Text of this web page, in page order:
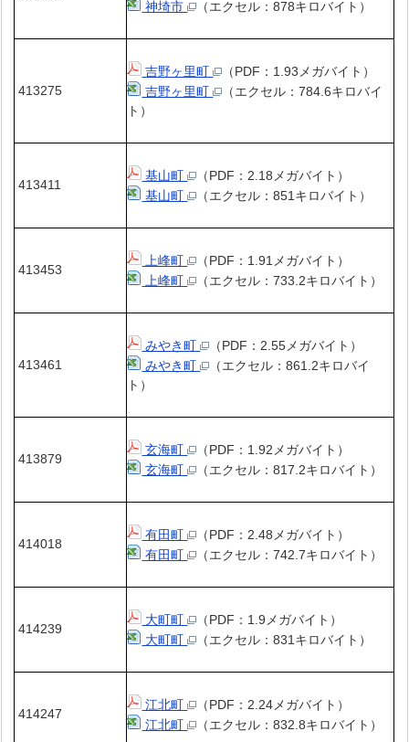
神埼市
（エクセル：878キロバイト）
413275
吉野ヶ里町
（PDF：1.93メガバイト）
吉野ヶ里町
（エクセル：784.6キロバイ
ト）
413411
基山町
（PDF：2.18メガバイト）
基山町
（エクセル：851キロバイト）
413453
上峰町
（PDF：1.91メガバイト）
上峰町
（エクセル：733.2キロバイト）
413461
みやき町
（PDF：2.55メガバイト）
みやき町
（エクセル：861.2キロバイ
ト）
413879
玄海町
（PDF：1.92メガバイト）
玄海町
（エクセル：817.2キロバイト）
414018
有田町
（PDF：2.48メガバイト）
有田町
（エクセル：742.7キロバイト）
414239
大町町
（PDF：1.9メガバイト）
大町町
（エクセル：831キロバイト）
414247
江北町
（PDF：2.24メガバイト）
江北町
（エクセル：832.8キロバイト）